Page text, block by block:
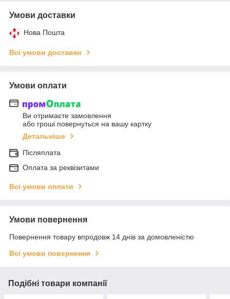
Умови доставки
Нова Пошта
Всі умови доставки
Умови оплати
Ви отримаєте замовлення
або гроші повернуться на вашу картку
Детальніше
Післяплата
Оплата за реквізитами
Всі умови оплати
Умови повернення
Повернення товару впродовж 14 днів за домовленістю
Всі умови повернення
Подібні товари компанії